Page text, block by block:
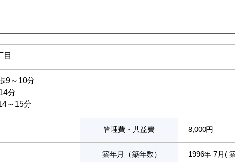
目
9～10分
分
～15分
管理費・共益費 8,000円
築年月（築年数） 1996年 7月(